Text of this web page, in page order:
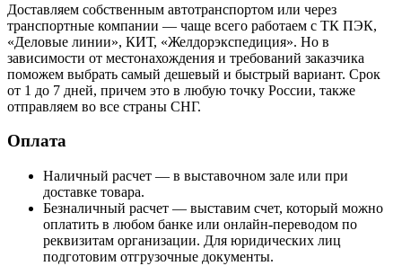
Доставляем собственным автотранспортом или через
транспортные компании — чаще всего работаем с ТК ПЭК,
«Деловые линии», КИТ, «Желдорэкспедиция». Но в
зависимости от местонахождения и требований заказчика
поможем выбрать самый дешевый и быстрый вариант. Срок
от 1 до 7 дней, причем это в любую точку России, также
отправляем во все страны СНГ.
Оплата
Наличный расчет — в выставочном зале или при
доставке товара.
Безналичный расчет — выставим счет, который можно
оплатить в любом банке или онлайн-переводом по
реквизитам организации. Для юридических лиц
подготовим отгрузочные документы.